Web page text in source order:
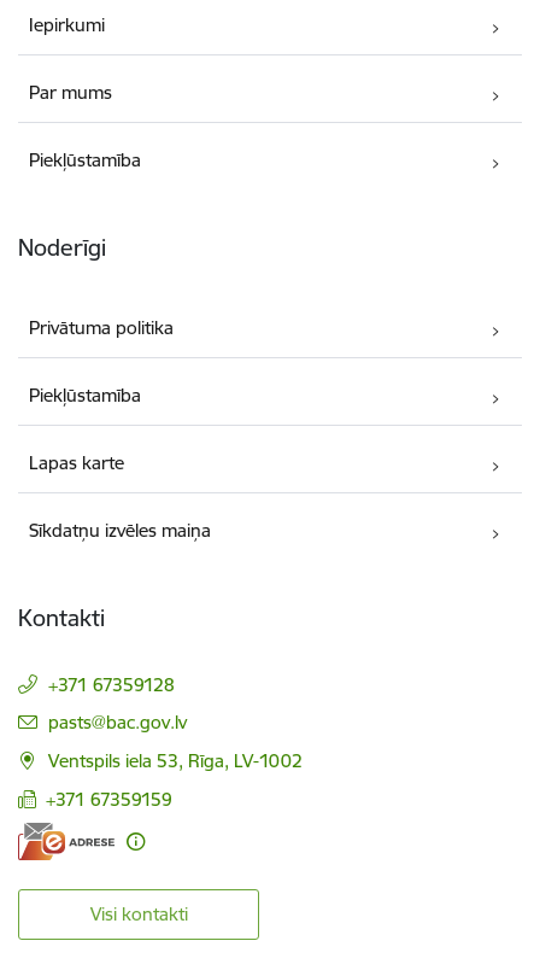
Iepirkumi
Par mums
Piekļūstamība
Noderīgi
Privātuma politika
Piekļūstamība
Lapas karte
Sīkdatņu izvēles maiņa
Kontakti
+371 67359128
E-pasts:
pasts@bac.gov.lv
Ventspils iela 53, Rīga, LV-1002
+371 67359159
Visi kontakti